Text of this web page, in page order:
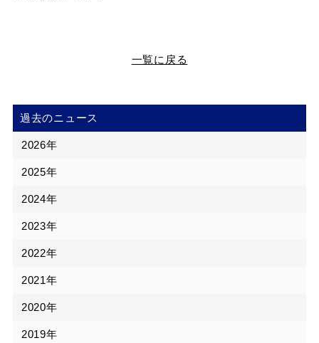
一覧に戻る
過去のニュース
2026年
2025年
2024年
2023年
2022年
2021年
2020年
2019年